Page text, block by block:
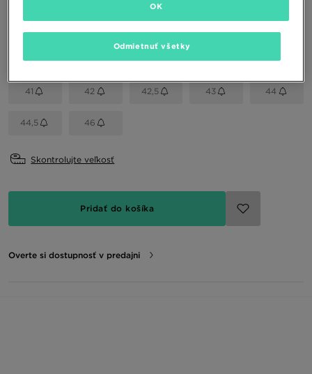
41 42 42,5 43 44
44,5 46
Skontrolujte veľkosť
Pridať do košíka
Overte si dostupnosť v predajni
Odmietnuť všetky
OK